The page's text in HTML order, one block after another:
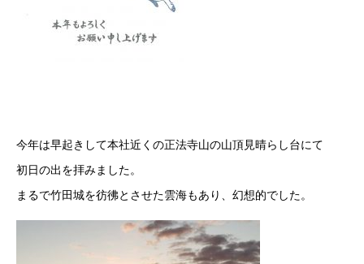
今年は早起きして本社近くの正法寺山の山頂見晴らし台にて
初日の出を拝みました。
まるで竹田城を彷彿とさせた雲海もあり、幻想的でした。